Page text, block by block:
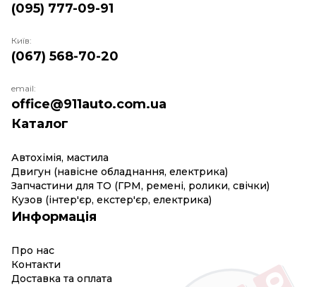
Каталог
Автохімія, мастила
Двигун (навісне обладнання, електрика)
Запчастини для ТО (ГРМ, ремені, ролики, свічки)
Кузов (інтер'єр, екстер'єр, електрика)
Информація
Про нас
Контакти
Доставка та оплата
(095) 777-09-91
Київ:
(067) 568-70-20
email:
office@911auto.com.ua